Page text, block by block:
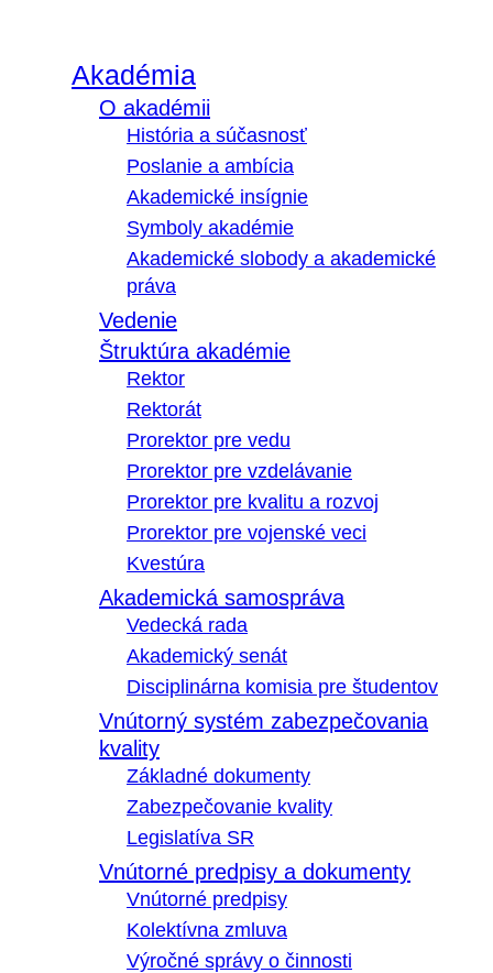
Akadémia
O akadémii
História a súčasnosť
Poslanie a ambícia
Akademické insígnie
Symboly akadémie
Akademické slobody a akademické
práva
Vedenie
Štruktúra akadémie
Rektor
Rektorát
Prorektor pre vedu
Prorektor pre vzdelávanie
Prorektor pre kvalitu a rozvoj
Prorektor pre vojenské veci
Kvestúra
Akademická samospráva
Vedecká rada
Akademický senát
Disciplinárna komisia pre študentov
Vnútorný systém zabezpečovania
kvality
Základné dokumenty
Zabezpečovanie kvality
Legislatíva SR
Vnútorné predpisy a dokumenty
Vnútorné predpisy
Kolektívna zmluva
Výročné správy o činnosti